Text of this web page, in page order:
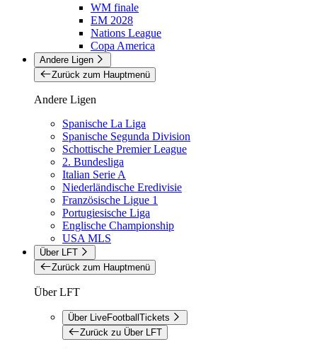
WM finale
EM 2028
Nations League
Copa America
Andere Ligen
Zurück zum Hauptmenü
Andere Ligen
Spanische La Liga
Spanische Segunda Division
Schottische Premier League
2. Bundesliga
Italian Serie A
Niederländische Eredivisie
Französische Ligue 1
Portugiesische Liga
Englische Championship
USA MLS
Über LFT
Zurück zum Hauptmenü
Über LFT
Über LiveFootballTickets
Zurück zu Über LFT